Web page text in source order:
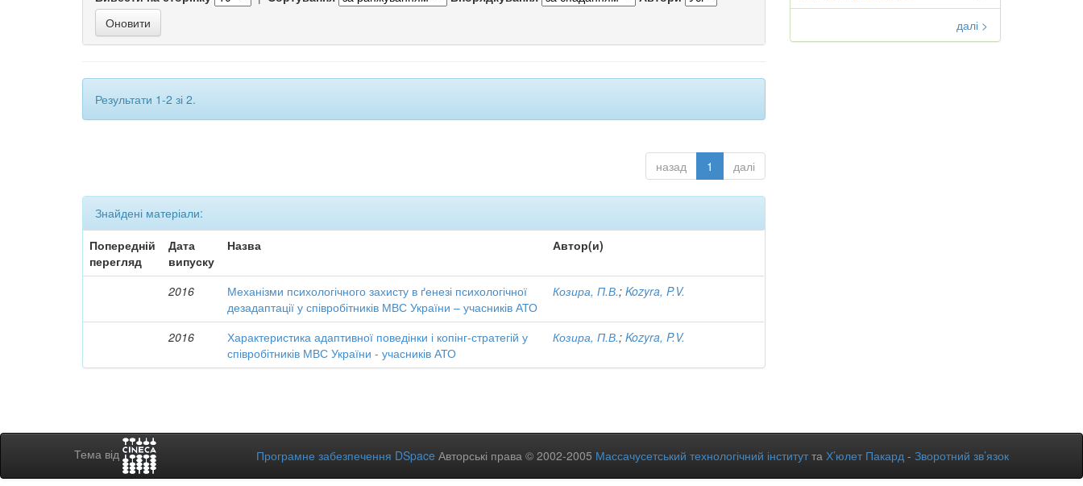
Результати 1-2 зі 2.
назад 1 далі
Знайдені матеріали:
Попередній
перегляд
Дата
випуску
Назва Автор(и)
2016
Механізми психологічного захисту в ґенезі психологічної
дезадаптації у співробітників МВС України – учасників АТО
Козира, П.В.;Kozyra, P.V.
2016
Характеристика адаптивної поведінки і копінг-стратегій у
співробітників МВС України - учасників АТО
Козира, П.В.;Kozyra, P.V.
далі >
Тема від Програмне забезпечення DSpace Авторські права © 2002-2005 Массачусетський технологічний інститутта Х’юлет Пакард - Зворотний зв’язок